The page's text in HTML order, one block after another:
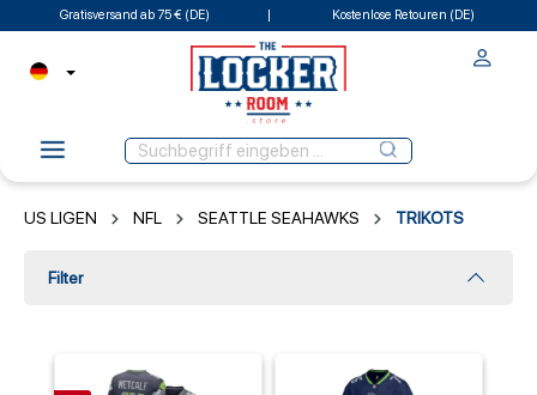
Gratisversand ab 75 € (DE) Kostenlose Retouren (DE)
US LIGEN NFL SEATTLE SEAHAWKS TRIKOTS
Filter